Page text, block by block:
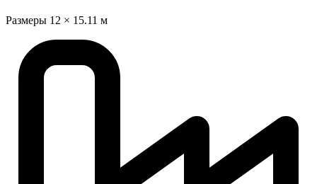
Размеры 12 × 15.11 м